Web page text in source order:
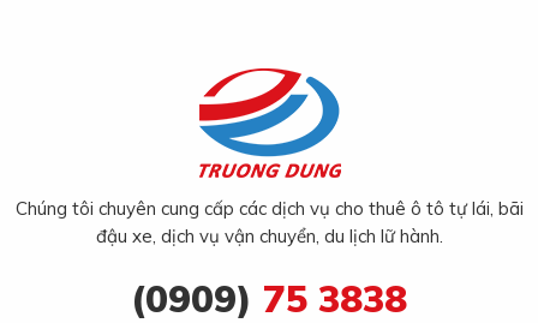
Chúng tôi chuyên cung cấp các dịch vụ cho thuê ô tô tự lái, bãi
đậu xe, dịch vụ vận chuyển, du lịch lữ hành.
(0909) 75 3838